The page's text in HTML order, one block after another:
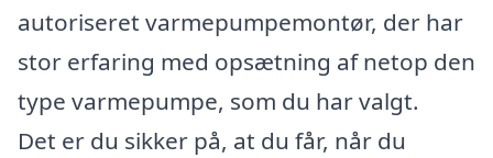
autoriseret varmepumpemontør, der har
stor erfaring med opsætning af netop den
type varmepumpe, som du har valgt.
Det er du sikker på, at du får, når du